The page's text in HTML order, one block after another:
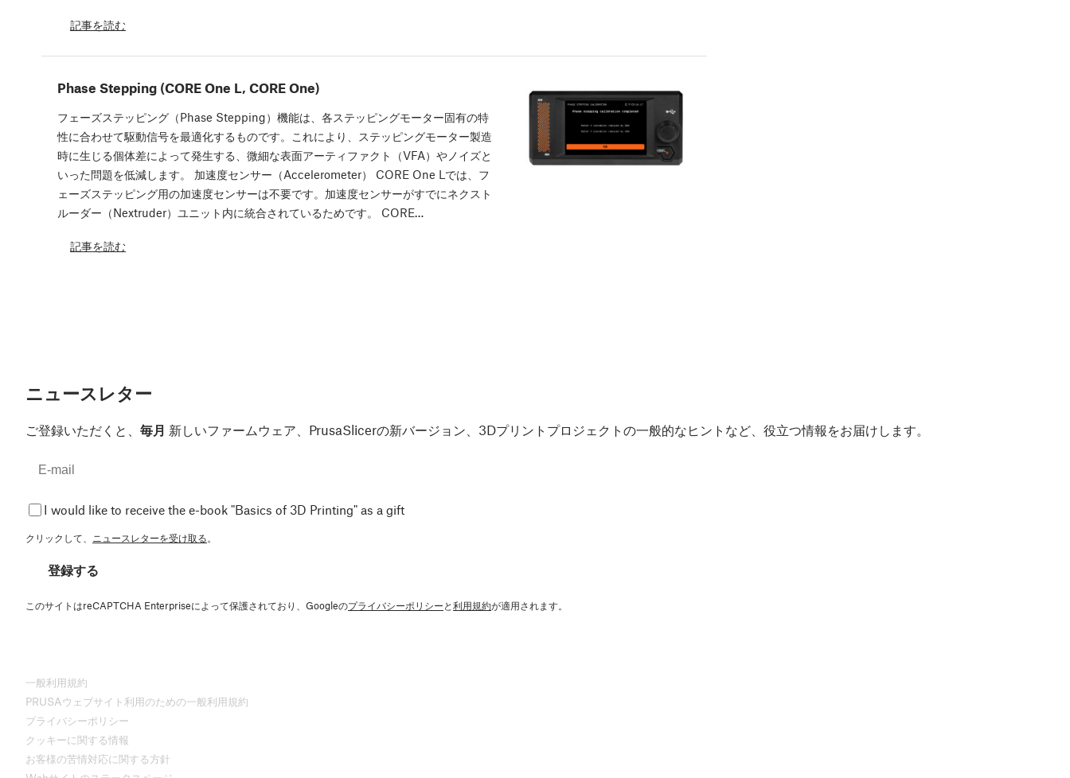
記事を読む
Phase Stepping (CORE One L, CORE One)
フェーズステッピング（Phase Stepping）機能は、各ステッピングモーター固有の特
性に合わせて駆動信号を最適化するものです。これにより、ステッピングモーター製造
時に生じる個体差によって発生する、微細な表面アーティファクト（VFA）やノイズと
いった問題を低減します。 加速度センサー（Accelerometer） CORE One Lでは、フ
ェーズステッピング用の加速度センサーは不要です。加速度センサーがすでにネクスト
ルーダー（Nextruder）ユニット内に統合されているためです。 CORE…
記事を読む
ニュースレター
ご登録いただくと、 毎月 新しいファームウェア、PrusaSlicerの新バージョン、3Dプリントプロジェクトの一般的なヒントなど、役立つ情報をお届けします。
I would like to receive the e-book "Basics of 3D Printing" as a gift
クリックして、 ニュースレターを受け取る。
登録する
このサイトはreCAPTCHA Enterpriseによって保護されており、Googleのプライバシーポリシーと利用規約が適用されます。
一般利用規約
PRUSAウェブサイト利用のための一般利用規約
プライバシーポリシー
クッキーに関する情報
お客様の苦情対応に関する方針